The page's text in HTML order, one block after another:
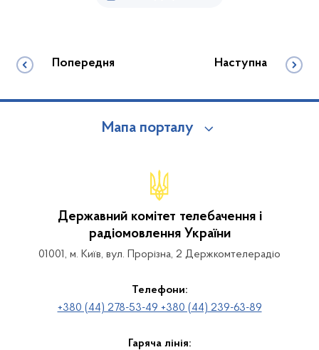
Попередня Наступна
Мапа порталу
Державний комітет телебачення і
радіомовлення України
01001, м. Київ, вул. Прорізна, 2 Держкомтелерадіо
Телефони:
+380 (44) 278-53-49 +380 (44) 239-63-89
Гаряча лінія: